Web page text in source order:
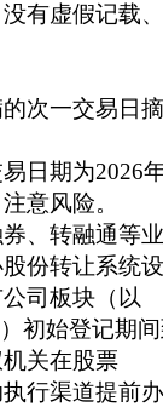
有虚假记载
次一交易日
日期为2026
意风险。
、转融通等业
份转让系统
司板块（以
初始登记期
关在股票
行渠道提前办